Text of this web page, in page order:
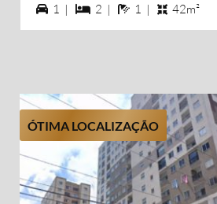
1 vagas na garagem
1 | 2 dormiórios
2 | 1 banheiros
1 | 42m²
ÓTIMA LOCALIZAÇÃO